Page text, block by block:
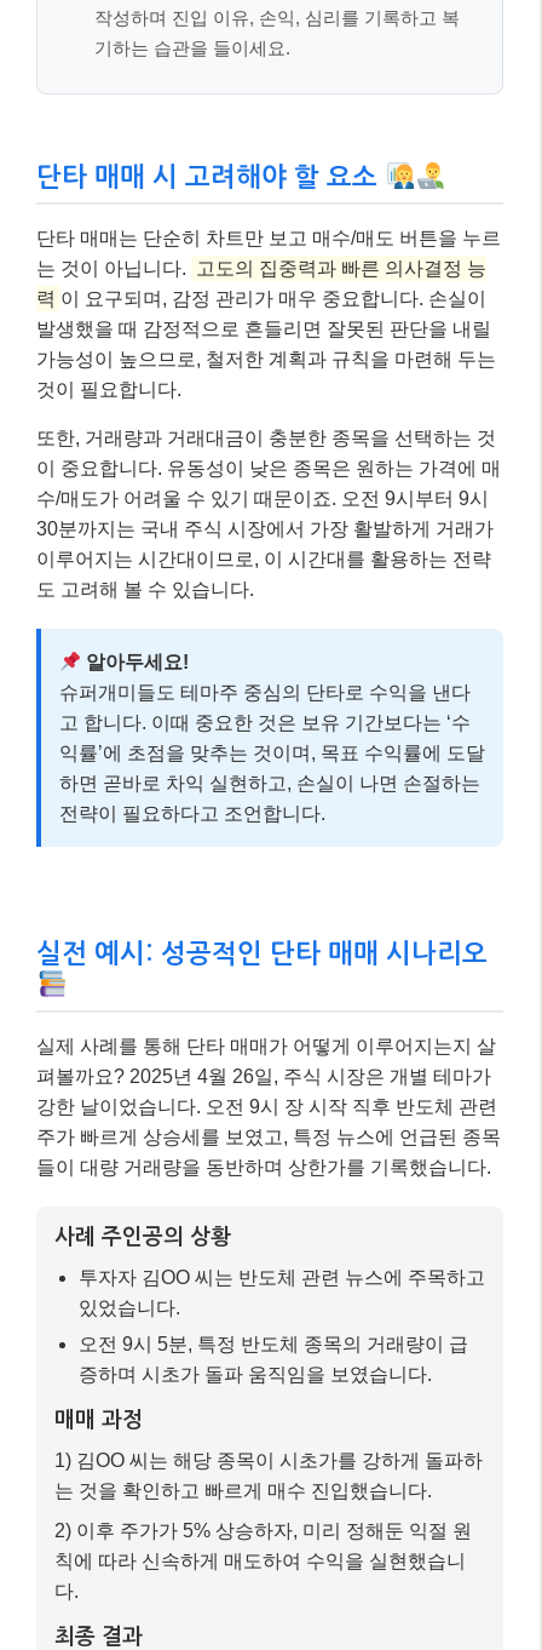
작성하며 진입 이유, 손익, 심리를 기록하고 복
기하는 습관을 들이세요.
단타 매매 시 고려해야 할 요소
단타 매매는 단순히 차트만 보고 매수/매도 버튼을 누르
는 것이 아닙니다.
고도의 집중력과 빠른 의사결정 능
력 이 요구되며, 감정 관리가 매우 중요합니다. 손실이
발생했을 때 감정적으로 흔들리면 잘못된 판단을 내릴
가능성이 높으므로, 철저한 계획과 규칙을 마련해 두는
것이 필요합니다.
또한, 거래량과 거래대금이 충분한 종목을 선택하는 것
이 중요합니다. 유동성이 낮은 종목은 원하는 가격에 매
수/매도가 어려울 수 있기 때문이죠. 오전 9시부터 9시
30분까지는 국내 주식 시장에서 가장 활발하게 거래가
이루어지는 시간대이므로, 이 시간대를 활용하는 전략
도 고려해 볼 수 있습니다.
알아두세요!
슈퍼개미들도 테마주 중심의 단타로 수익을 낸다
고 합니다. 이때 중요한 것은 보유 기간보다는 ‘수
익률’에 초점을 맞추는 것이며, 목표 수익률에 도달
하면 곧바로 차익 실현하고, 손실이 나면 손절하는
전략이 필요하다고 조언합니다.
실전 예시: 성공적인 단타 매매 시나리오
실제 사례를 통해 단타 매매가 어떻게 이루어지는지 살
펴볼까요? 2025년 4월 26일, 주식 시장은 개별 테마가
강한 날이었습니다. 오전 9시 장 시작 직후 반도체 관련
주가 빠르게 상승세를 보였고, 특정 뉴스에 언급된 종목
들이 대량 거래량을 동반하며 상한가를 기록했습니다.
사례 주인공의 상황
투자자 김OO 씨는 반도체 관련 뉴스에 주목하고
있었습니다.
오전 9시 5분, 특정 반도체 종목의 거래량이 급
증하며 시초가 돌파 움직임을 보였습니다.
매매 과정
1) 김OO 씨는 해당 종목이 시초가를 강하게 돌파하
는 것을 확인하고 빠르게 매수 진입했습니다.
2) 이후 주가가 5% 상승하자, 미리 정해둔 익절 원
칙에 따라 신속하게 매도하여 수익을 실현했습니
다.
최종 결과